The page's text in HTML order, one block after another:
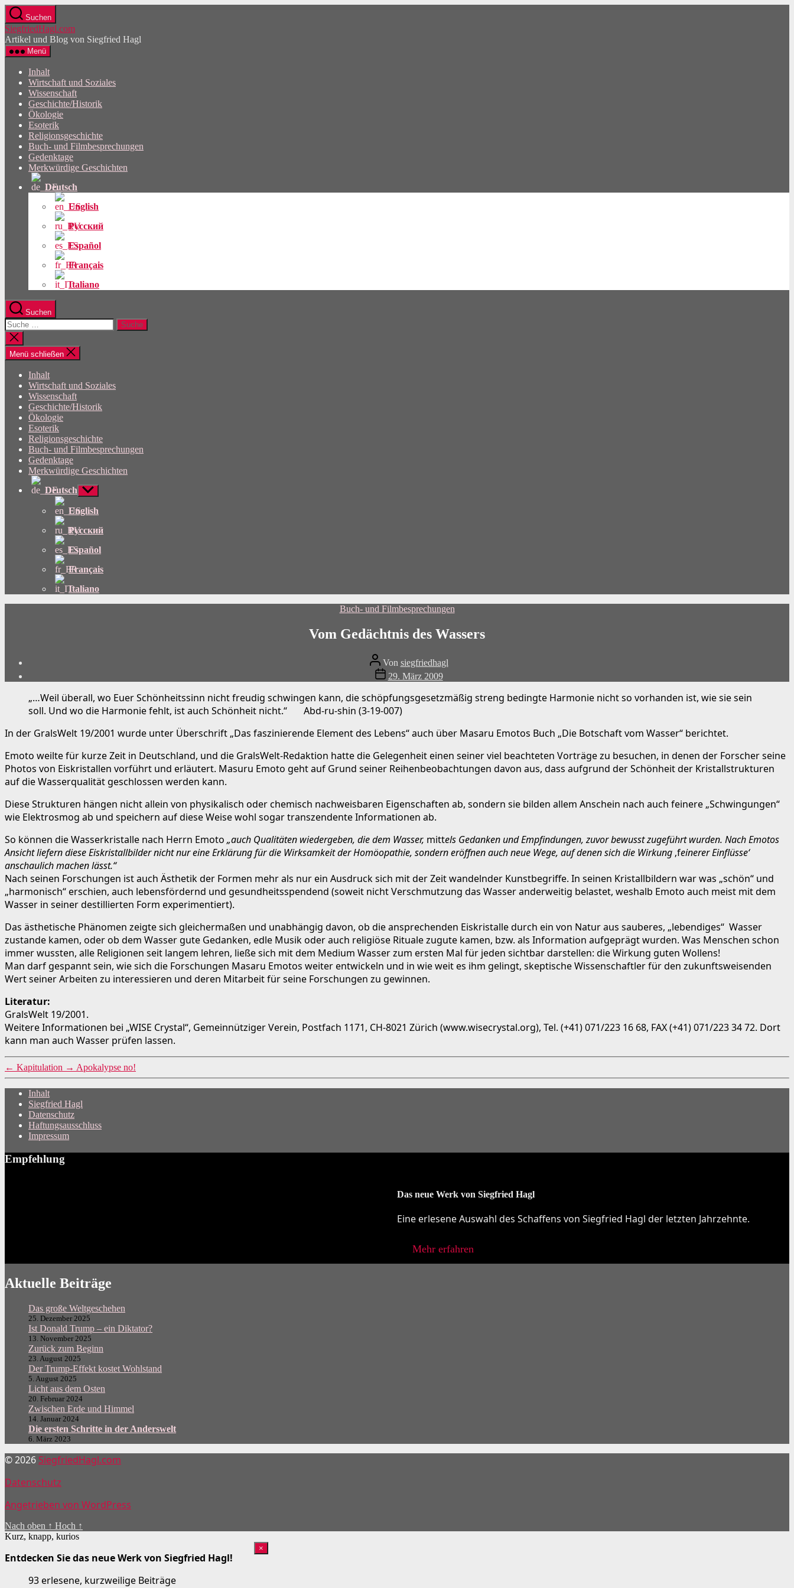
Direkt
zum
Inhalt
wechseln
Suchen
SiegfriedHagl.com
Artikel und Blog von Siegfried Hagl
Menü
Inhalt
Wirtschaft und Soziales
Wissenschaft
Geschichte/Historik
Ökologie
Esoterik
Religionsgeschichte
Buch- und Filmbesprechungen
Gedenktage
Merkwürdige Geschichten
Deutsch
English
Русский
Español
Français
Italiano
Suchen
Suche
nach:
Suche
schließen
Menü schließen
Inhalt
Wirtschaft und Soziales
Wissenschaft
Geschichte/Historik
Ökologie
Esoterik
Religionsgeschichte
Buch- und Filmbesprechungen
Gedenktage
Merkwürdige Geschichten
Deutsch Untermenü
anzeigen
English
Русский
Español
Français
Italiano
Kategorien
Buch- und Filmbesprechungen
Vom Gedächtnis des Wassers
Beitragsautor
Von siegfriedhagl
Beitragsdatum
29. März 2009
„…Weil überall, wo Euer Schönheitssinn nicht freudig schwingen kann, die schöpfungsgesetzmäßig streng bedingte Harmonie nicht so vorhanden ist, wie sie sein
soll. Und wo die Harmonie fehlt, ist auch Schönheit nicht.“ Abd-ru-shin (3-19-007)
In der GralsWelt 19/2001 wurde unter Überschrift „Das faszinierende Element des Lebens“ auch über Masaru Emotos Buch „Die Botschaft vom Wasser“ berichtet.
Emoto weilte für kurze Zeit in Deutschland, und die GralsWelt-Redaktion hatte die Gelegenheit einen seiner viel beachteten Vorträge zu besuchen, in denen der Forscher seine
Photos von Eiskristallen vorführt und erläutert. Masuru Emoto geht auf Grund seiner Reihenbeobachtungen davon aus, dass aufgrund der Schönheit der Kristallstrukturen
auf die Wasserqualität geschlossen werden kann.
Diese Strukturen hängen nicht allein von physikalisch oder chemisch nachweisbaren Eigenschaften ab, sondern sie bilden allem Anschein nach auch feinere „Schwingungen“
wie Elektrosmog ab und speichern auf diese Weise wohl sogar transzendente Informationen ab.
So können die Wasserkristalle nach Herrn Emoto „auch Qualitäten wiedergeben, die dem Wasser, mittels Gedanken und Empfindungen, zuvor bewusst zugeführt wurden. Nach Emotos
Ansicht liefern diese Eiskristallbilder nicht nur eine Erklärung für die Wirksamkeit der Homöopathie, sondern eröffnen auch neue Wege, auf denen sich die Wirkung ‚feinerer Einflüsse‘
anschaulich machen lässt.“
Nach seinen Forschungen ist auch Ästhetik der Formen mehr als nur ein Ausdruck sich mit der Zeit wandelnder Kunstbegriffe. In seinen Kristallbildern war was „schön“ und
„harmonisch“ erschien, auch lebensfördernd und gesundheitsspendend (soweit nicht Verschmutzung das Wasser anderweitig belastet, weshalb Emoto auch meist mit dem
Wasser in seiner destillierten Form experimentiert).
Das ästhetische Phänomen zeigte sich gleichermaßen und unabhängig davon, ob die ansprechenden Eiskristalle durch ein von Natur aus sauberes, „lebendiges“ Wasser
zustande kamen, oder ob dem Wasser gute Gedanken, edle Musik oder auch religiöse Rituale zugute kamen, bzw. als Information aufgeprägt wurden. Was Menschen schon
immer wussten, alle Religionen seit langem lehren, ließe sich mit dem Medium Wasser zum ersten Mal für jeden sichtbar darstellen: die Wirkung guten Wollens!
Man darf gespannt sein, wie sich die Forschungen Masaru Emotos weiter entwickeln und in wie weit es ihm gelingt, skeptische Wissenschaftler für den zukunftsweisenden
Wert seiner Arbeiten zu interessieren und deren Mitarbeit für seine Forschungen zu gewinnen.
Literatur:
GralsWelt 19/2001.
Weitere Informationen bei „WISE Crystal“, Gemeinnütziger Verein, Postfach 1171, CH-8021 Zürich (www.wisecrystal.org), Tel. (+41) 071/223 16 68, FAX (+41) 071/223 34 72. Dort
kann man auch Wasser prüfen lassen.
← Kapitulation → Apokalypse no!
Inhalt
Siegfried Hagl
Datenschutz
Haftungsausschluss
Impressum
Empfehlung
Das neue Werk von Siegfried Hagl
Eine erlesene Auswahl des Schaffens von Siegfried Hagl der letzten Jahrzehnte.
Mehr erfahren
Aktuelle Beiträge
Das große Weltgeschehen
25. Dezember 2025
Ist Donald Trump – ein Diktator?
13. November 2025
Zurück zum Beginn
23. August 2025
Der Trump-Effekt kostet Wohlstand
5. August 2025
Licht aus dem Osten
20. Februar 2024
Zwischen Erde und Himmel
14. Januar 2024
Die ersten Schritte in der Anderswelt
6. März 2023
© 2026 SiegfriedHagl.com
Datenschutz
Angetrieben von WordPress
Nach oben ↑ Hoch ↑
Kurz, knapp, kurios
Entdecken Sie das neue Werk von Siegfried Hagl!
93 erlesene, kurzweilige Beiträge
×